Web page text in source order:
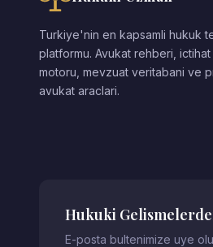
Turkiye'nin en kapsamli hukuk
platformu. Avukat rehberi, ictihat
motoru, mevzuat veritabani ve
avukat araclari.
Hukuki
E-posta bultenimize uye